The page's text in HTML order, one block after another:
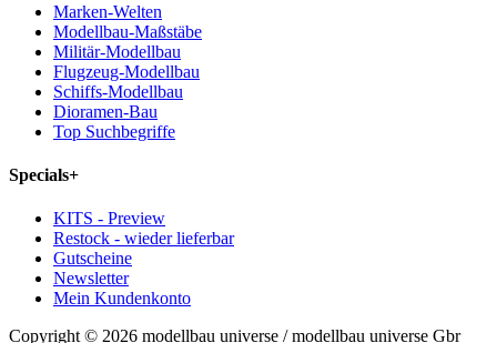
Marken-Welten
Modellbau-Maßstäbe
Militär-Modellbau
Flugzeug-Modellbau
Schiffs-Modellbau
Dioramen-Bau
Top Suchbegriffe
Specials+
KITS - Preview
Restock - wieder lieferbar
Gutscheine
Newsletter
Mein Kundenkonto
Copyright © 2026 modellbau universe / modellbau universe Gbr